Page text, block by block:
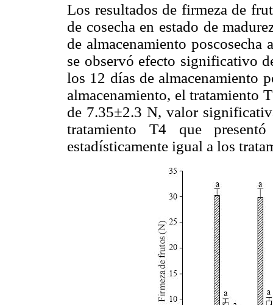
Los resultados de firmeza de
de cosecha en estado de
de almacenamiento
se observó efecto significativo
los 12 días de almacenamiento
almacenamiento, el tratamiento
de 7.35±2.3 N, valor
tratamiento T4 que
estadísticamente igual a los